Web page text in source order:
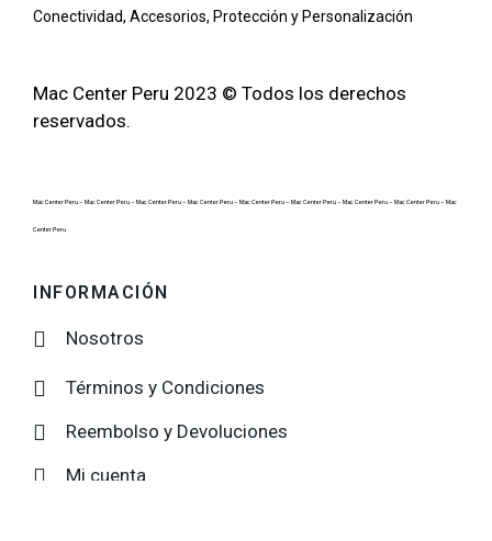
Conectividad, Accesorios, Protección y Personalización
Mac Center Peru 2023 © Todos los derechos
reservados.
Mac Center Peru – Mac Center Peru – Mac Center Peru – Mac Center Peru – Mac Center Peru – Mac Center Peru – Mac Center Peru – Mac Center Peru – Mac
Center Peru
INFORMACIÓN
Nosotros
Términos y Condiciones
Reembolso y Devoluciones
Mi cuenta